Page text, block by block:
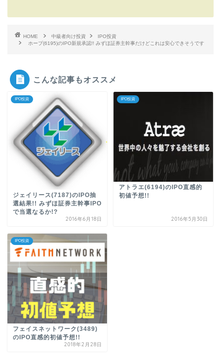
HOME 中級者向け投資
IPO投資
ホープ(6195)のIPO新規承認!! みずほ証券主幹事だけどこれは安心できそうです
こんな記事もオススメ
IPO投資
ジェイリース(7187)のIPO抽
選結果!! みずほ証券主幹事IPO
で当選なるか!?
2016年6月18日
IPO投資
アトラエ(6194)のIPO直感的
初値予想!!
2016年5月30日
IPO投資
フェイスネットワーク(3489)
のIPO直感的初値予想!!
2018年2月28日